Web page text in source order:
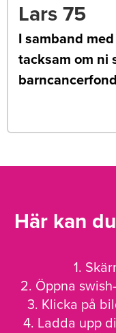
Lars 75
I samband
tacksam om ni
Här kan
1.
2. Öppna
3. Klicka på
4. Ladda upp